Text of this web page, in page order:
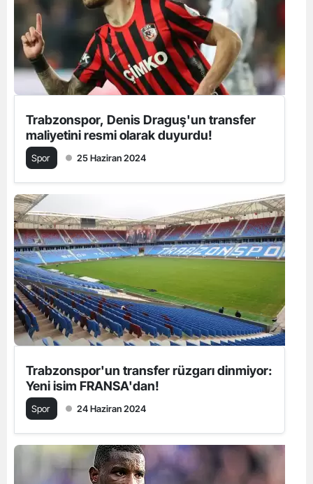
Trabzonspor, Denis Draguş'un transfer
maliyetini resmi olarak duyurdu!
Spor 25 Haziran 2024
Trabzonspor'un transfer rüzgarı dinmiyor:
Yeni isim FRANSA'dan!
Spor 24 Haziran 2024